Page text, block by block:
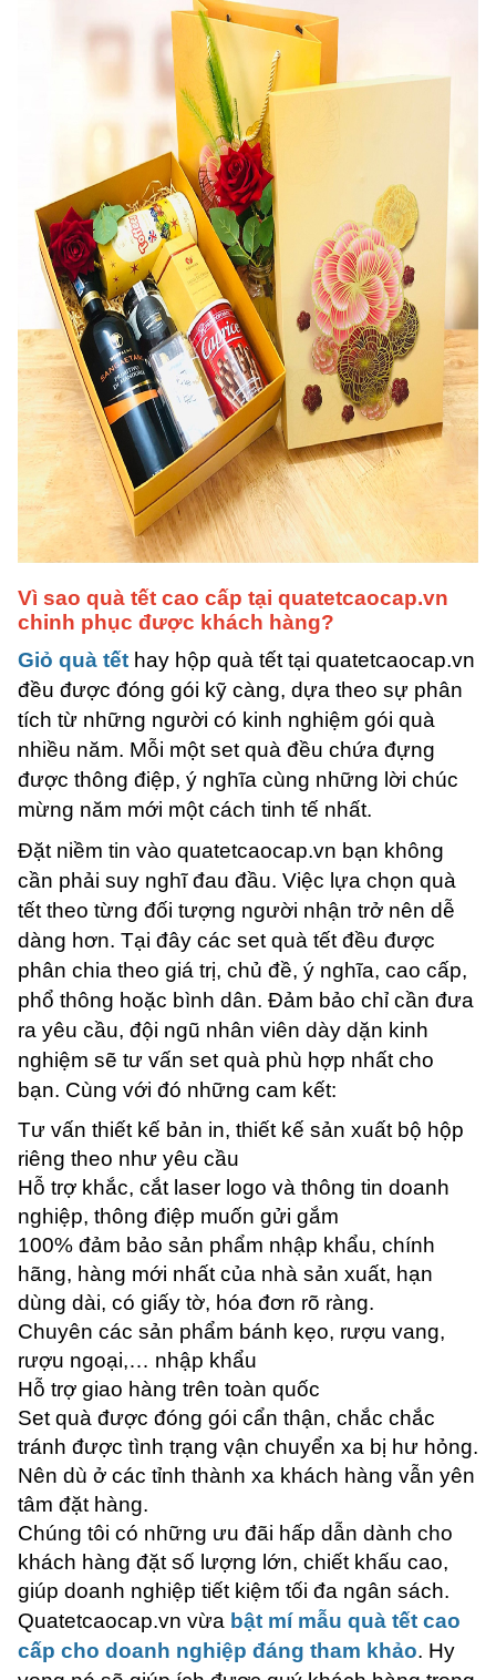
Vì sao quà tết cao cấp tại quatetcaocap.vn
chinh phục được khách hàng?
Giỏ quà tết hay hộp quà tết tại quatetcaocap.vn
đều được đóng gói kỹ càng, dựa theo sự phân
tích từ những người có kinh nghiệm gói quà
nhiều năm. Mỗi một set quà đều chứa đựng
được thông điệp, ý nghĩa cùng những lời chúc
mừng năm mới một cách tinh tế nhất.
Đặt niềm tin vào quatetcaocap.vn bạn không
cần phải suy nghĩ đau đầu. Việc lựa chọn quà
tết theo từng đối tượng người nhận trở nên dễ
dàng hơn. Tại đây các set quà tết đều được
phân chia theo giá trị, chủ đề, ý nghĩa, cao cấp,
phổ thông hoặc bình dân. Đảm bảo chỉ cần đưa
ra yêu cầu, đội ngũ nhân viên dày dặn kinh
nghiệm sẽ tư vấn set quà phù hợp nhất cho
bạn. Cùng với đó những cam kết:
Tư vấn thiết kế bản in, thiết kế sản xuất bộ hộp
riêng theo như yêu cầu
Hỗ trợ khắc, cắt laser logo và thông tin doanh
nghiệp, thông điệp muốn gửi gắm
100% đảm bảo sản phẩm nhập khẩu, chính
hãng, hàng mới nhất của nhà sản xuất, hạn
dùng dài, có giấy tờ, hóa đơn rõ ràng.
Chuyên các sản phẩm bánh kẹo, rượu vang,
rượu ngoại,… nhập khẩu
Hỗ trợ giao hàng trên toàn quốc
Set quà được đóng gói cẩn thận, chắc chắc
tránh được tình trạng vận chuyển xa bị hư hỏng.
Nên dù ở các tỉnh thành xa khách hàng vẫn yên
tâm đặt hàng.
Chúng tôi có những ưu đãi hấp dẫn dành cho
khách hàng đặt số lượng lớn, chiết khấu cao,
giúp doanh nghiệp tiết kiệm tối đa ngân sách.
Quatetcaocap.vn vừa bật mí mẫu quà tết cao
cấp cho doanh nghiệp đáng tham khảo. Hy